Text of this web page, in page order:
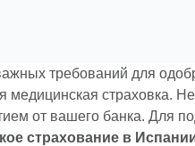
требований для
медицинская страховка.
от вашего банка. Для
страхование в